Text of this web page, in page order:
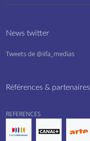
News twitter
Tweets de @iifa_medias
Références & partenaires
REFERENCES